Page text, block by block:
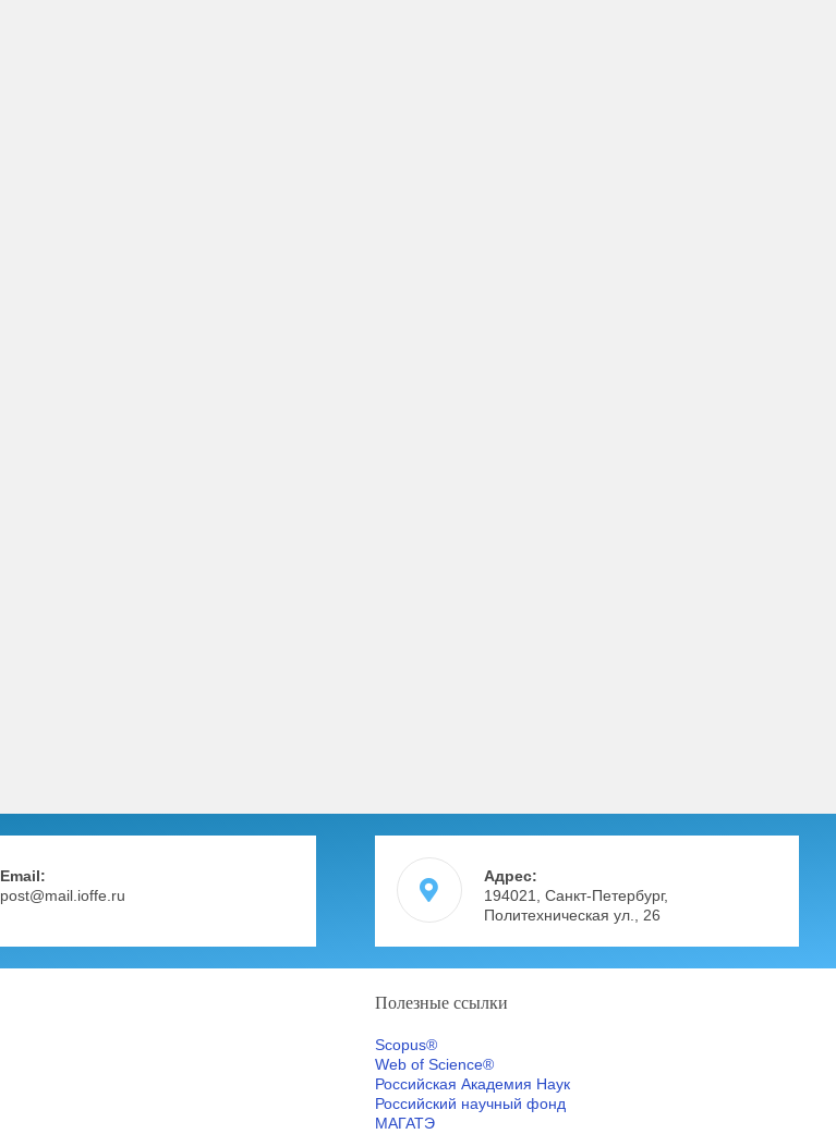
Email:
post@mail.ioffe.ru
Адрес:
194021, Санкт-Петербург,
Политехническая ул., 26
Полезные ссылки
Scopus®
Web of Science®
Российская Академия Наук
Российский научный фонд
МАГАТЭ